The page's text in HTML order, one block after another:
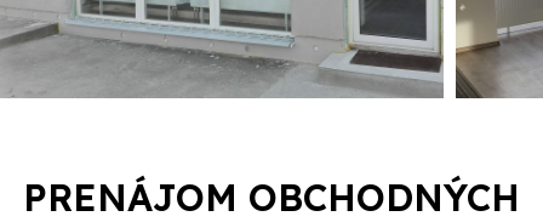
PRENÁJOM OBCHODNÝCH